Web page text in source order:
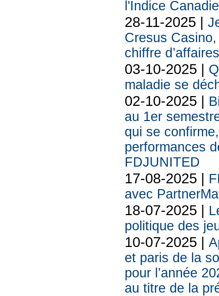
l'Indice
28-11-2025 |
Cresus
chiffre d’affaires
03-10-2025 |
maladie se
02-10-2025 |
au 1er
qui se
performances
FDJUNITED
17-08-2025 |
avec
18-07-2025 |
politique des
10-07-2025 |
et paris de la
pour l’année
au titre de la